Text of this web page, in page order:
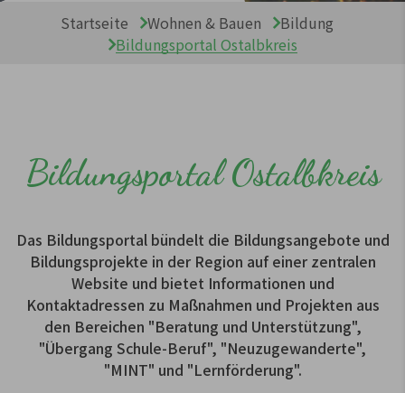
Startseite Wohnen & Bauen
Bildung
Bildungsportal Ostalbkreis
Bildungsportal Ostalbkreis
Das Bildungsportal bündelt die Bildungsangebote und
Bildungsprojekte in der Region auf einer zentralen
Website und bietet Informationen und
Kontaktadressen zu Maßnahmen und Projekten aus
den Bereichen "Beratung und Unterstützung",
"Übergang Schule-Beruf", "Neuzugewanderte",
"MINT" und "Lernförderung".